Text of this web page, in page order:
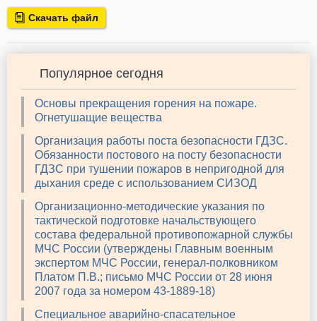
Скачать файл
Популярное сегодня
Основы прекращения горения на пожаре.
Огнетушащие вещества
Организация работы поста безопасности ГДЗС.
Обязанности постового на посту безопасности
ГДЗС при тушении пожаров в непригодной для
дыхания среде с использованием СИЗОД
Организационно-методические указания по
тактической подготовке начальствующего
состава федеральной противопожарной службы
МЧС России (утверждены Главным военным
экспертом МЧС России, генерал-полковником
Платом П.В.; письмо МЧС России от 28 июня
2007 года за номером 43-1889-18)
Специальное аварийно-спасательное